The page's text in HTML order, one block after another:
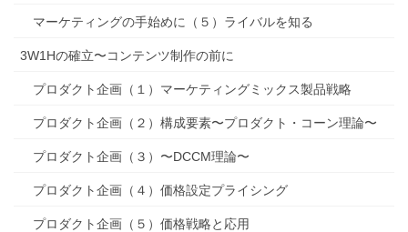
マーケティングの手始めに（５）ライバルを知る
3W1Hの確立〜コンテンツ制作の前に
プロダクト企画（１）マーケティングミックス製品戦略
プロダクト企画（２）構成要素〜プロダクト・コーン理論〜
プロダクト企画（３）〜DCCM理論〜
プロダクト企画（４）価格設定プライシング
プロダクト企画（５）価格戦略と応用